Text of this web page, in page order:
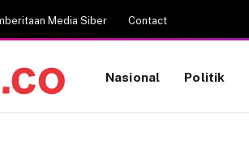
Media Siber Contact
Nasional Politik